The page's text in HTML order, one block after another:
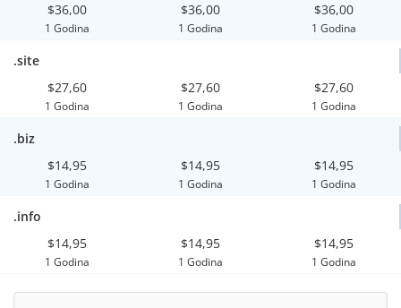
$36,00
1 Godina
$36,00
1 Godina
$36,00
1 Godina
.site
$27,60
1 Godina
$27,60
1 Godina
$27,60
1 Godina
.biz
$14,95
1 Godina
$14,95
1 Godina
$14,95
1 Godina
.info
$14,95
1 Godina
$14,95
1 Godina
$14,95
1 Godina